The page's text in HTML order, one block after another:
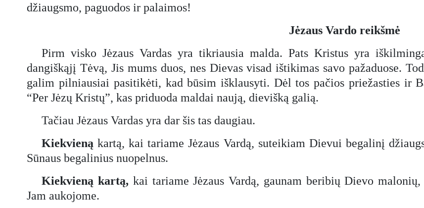
džiaugsmo, paguodos ir palaimos!
Jėzaus Vardo reikšmė
Pirm visko Jėzaus Vardas yra tikriausia malda. Pats Kristus yra
dangiškąjį Tėvą, Jis mums duos, nes Dievas visad ištikimas savo pažaduose.
galim pilniausiai pasitikėti, kad būsim išklausyti. Dėl tos pačios priežasties ir
“Per Jėzų Kristų”, kas priduoda maldai naują, dievišką galią.
Tačiau Jėzaus Vardas yra dar šis tas daugiau.
Kiekvieną kartą, kai tariame Jėzaus Vardą, suteikiam Dievui begalinį
Sūnaus begalinius nuopelnus.
Kiekvieną kartą, kai tariame Jėzaus Vardą, gaunam beribių Dievo
Jam aukojome.